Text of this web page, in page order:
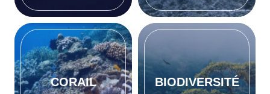
CORAIL BIODIVERSITÉ